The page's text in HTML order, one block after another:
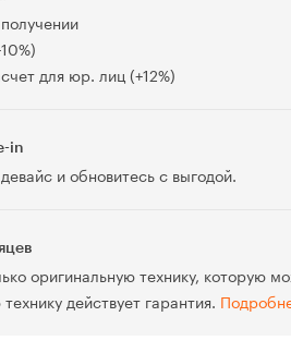
для юр. лиц (+12%)
in
и обновитесь с выгодой.
оригинальную технику, которую
действует гарантия.